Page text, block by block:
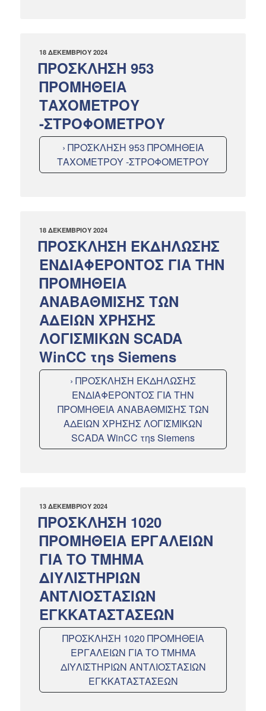
ΔΗΜΟΣΙΕΎΤΗΚΕ
ΣΤΙΣ
18 ΔΕΚΕΜΒΡΊΟΥ 2024
ΠΡΟΣΚΛΗΣΗ 953
ΠΡΟΜΗΘΕΙΑ
ΤΑΧΟΜΕΤΡΟΥ
-ΣΤΡΟΦΟΜΕΤΡΟΥ
› ΠΡΟΣΚΛΗΣΗ 953 ΠΡΟΜΗΘΕΙΑ
ΤΑΧΟΜΕΤΡΟΥ -ΣΤΡΟΦΟΜΕΤΡΟΥ
ΔΗΜΟΣΙΕΎΤΗΚΕ
ΣΤΙΣ
18 ΔΕΚΕΜΒΡΊΟΥ 2024
ΠΡΟΣΚΛΗΣΗ ΕΚΔΗΛΩΣΗΣ
ΕΝΔΙΑΦΕΡΟΝΤΟΣ ΓΙΑ ΤΗΝ
ΠΡΟΜΗΘΕΙΑ
ΑΝΑΒΑΘΜΙΣΗΣ ΤΩΝ
ΑΔΕΙΩΝ ΧΡΗΣΗΣ
ΛΟΓΙΣΜΙΚΩΝ SCADA
WinCC τηs Siemens
› ΠΡΟΣΚΛΗΣΗ ΕΚΔΗΛΩΣΗΣ
ΕΝΔΙΑΦΕΡΟΝΤΟΣ ΓΙΑ ΤΗΝ
ΠΡΟΜΗΘΕΙΑ ΑΝΑΒΑΘΜΙΣΗΣ ΤΩΝ
ΑΔΕΙΩΝ ΧΡΗΣΗΣ ΛΟΓΙΣΜΙΚΩΝ
SCADA WinCC τηs Siemens
ΔΗΜΟΣΙΕΎΤΗΚΕ
13 ΔΕΚΕΜΒΡΊΟΥ 2024
ΠΡΟΣΚΛΗΣΗ 1020
ΠΡΟΜΗΘΕΙΑ ΕΡΓΑΛΕΙΩΝ
ΓΙΑ ΤΟ ΤΜΗΜΑ
ΔΙΥΛΙΣΤΗΡΙΩΝ
ΑΝΤΛΙΟΣΤΑΣΙΩΝ
ΕΓΚΚΑΤΑΣΤΑΣΕΩΝ
ΠΡΟΣΚΛΗΣΗ 1020 ΠΡΟΜΗΘΕΙΑ
ΕΡΓΑΛΕΙΩΝ ΓΙΑ ΤΟ ΤΜΗΜΑ
ΔΙΥΛΙΣΤΗΡΙΩΝ ΑΝΤΛΙΟΣΤΑΣΙΩΝ
ΕΓΚΚΑΤΑΣΤΑΣΕΩΝ